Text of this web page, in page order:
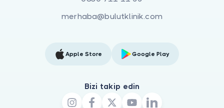
merhaba@bulutklinik.com
Apple Store Google Play
Bizi takip edin